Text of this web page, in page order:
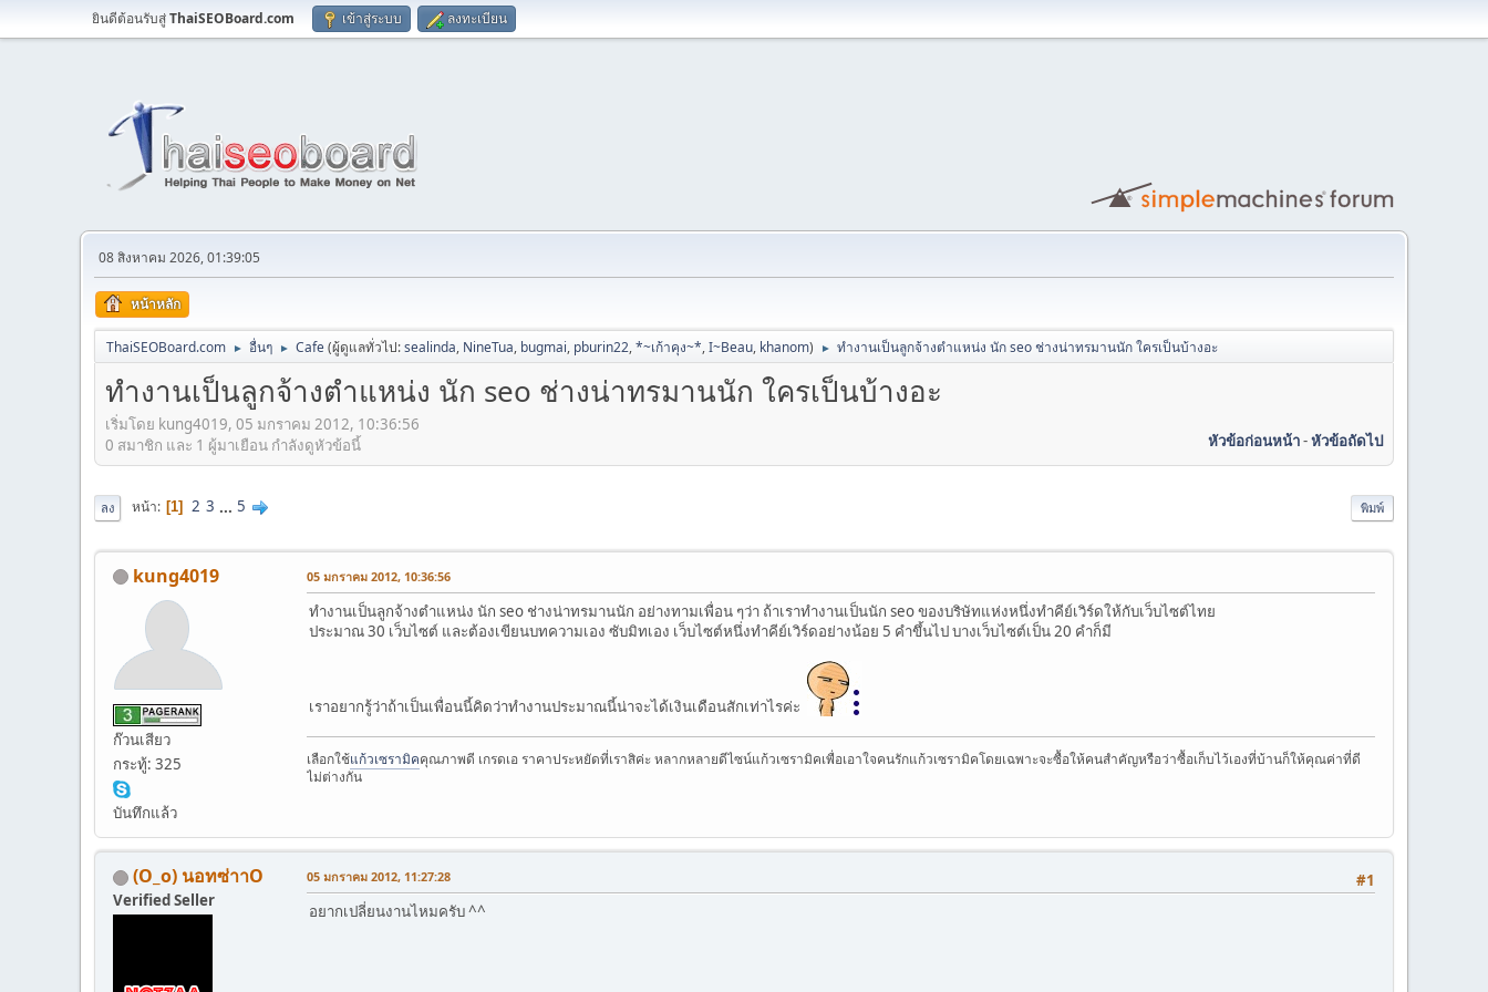
ยินดีต้อนรับสู่ThaiSEOBoard.com เข้าสู่ระบบ ลงทะเบียน
08 สิงหาคม 2026, 01:39:05
หน้าหลัก
ThaiSEOBoard.com ► อื่นๆ ► Cafe(ผู้ดูแลทั่วไป:sealinda, NineTua, bugmai, pburin22,*~เก้าคุง~*,I~Beau, khanom) ► ทำงานเป็นลูกจ้างตำแหน่ง นัก seo ช่างน่าทรมานนัก ใครเป็นบ้างอะ
ทำงานเป็นลูกจ้างตำแหน่ง นัก seo ช่างน่าทรมานนัก ใครเป็นบ้างอะ
เริ่มโดย kung4019, 05 มกราคม 2012, 10:36:56
หัวข้อก่อนหน้า-หัวข้อถัดไป
0 สมาชิก และ 1 ผู้มาเยือน กำลังดูหัวข้อนี้
พิมพ์
ลง หน้า 1 2 3 ... 5
kung4019
ก๊วนเสียว
กระทู้: 325
บันทึกแล้ว
05 มกราคม 2012, 10:36:56
ทำงานเป็นลูกจ้างตำแหน่ง นัก seo ช่างน่าทรมานนัก อย่างทามเพื่อน ๆว่า ถ้าเราทำงานเป็นนัก seo ของบริษัทแห่งหนึ่งทำคีย์เวิร์ดให้กับเว็บไซต์ไทย
ประมาณ 30 เว็บไซต์ และต้องเขียนบทความเอง ซับมิทเอง เว็บไซต์หนึ่งทำคีย์เวิร์ดอย่างน้อย 5 คำขึ้นไป บางเว็บไซต์เป็น 20 คำก็มี
เราอยากรู้ว่าถ้าเป็นเพื่อนนี้คิดว่าทำงานประมาณนี้น่าจะได้เงินเดือนสักเท่าไรค่ะ
เลือกใช้แก้วเซรามิคคุณภาพดี เกรดเอ ราคาประหยัดที่เราสิค่ะ หลากหลายดีไซน์แก้วเซรามิคเพื่อเอาใจคนรักแก้วเซรามิคโดยเฉพาะจะซื้อให้คนสำคัญหรือว่าซื้อเก็บไว้เองที่บ้านก็ให้คุณค่าที่ดี
ไม่ต่างกัน
(O_o) นอทซ่าาO
Verified Seller
#1
05 มกราคม 2012, 11:27:28
อยากเปลี่ยนงานไหมครับ ^^